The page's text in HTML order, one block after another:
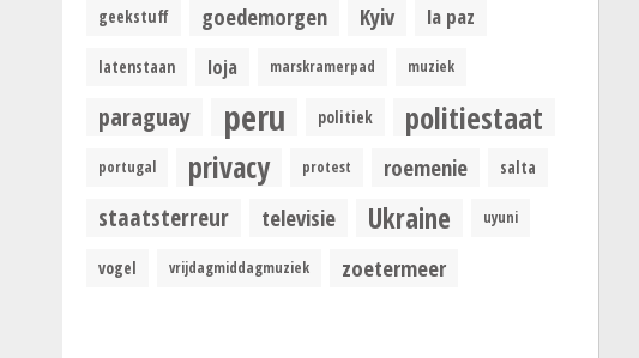
geekstuff goedemorgen Kyiv la paz
latenstaan loja marskramerpad muziek
paraguay peru politiek politiestaat
portugal privacy protest roemenie salta
staatsterreur televisie Ukraine uyuni
vogel vrijdagmiddagmuziek zoetermeer